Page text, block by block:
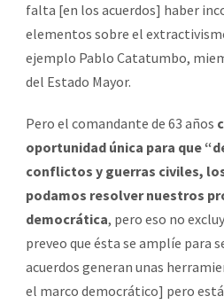
falta [en los acuerdos] haber
elementos sobre el
ejemplo Pablo Catatumbo,
del Estado Mayor.
Pero el comandante de 63 años
oportunidad única para que
conflictos y guerras civiles,
podamos resolver nuestros
democrática, pero eso no
preveo que ésta se amplíe para
acuerdos generan unas
el marco democrático] pero